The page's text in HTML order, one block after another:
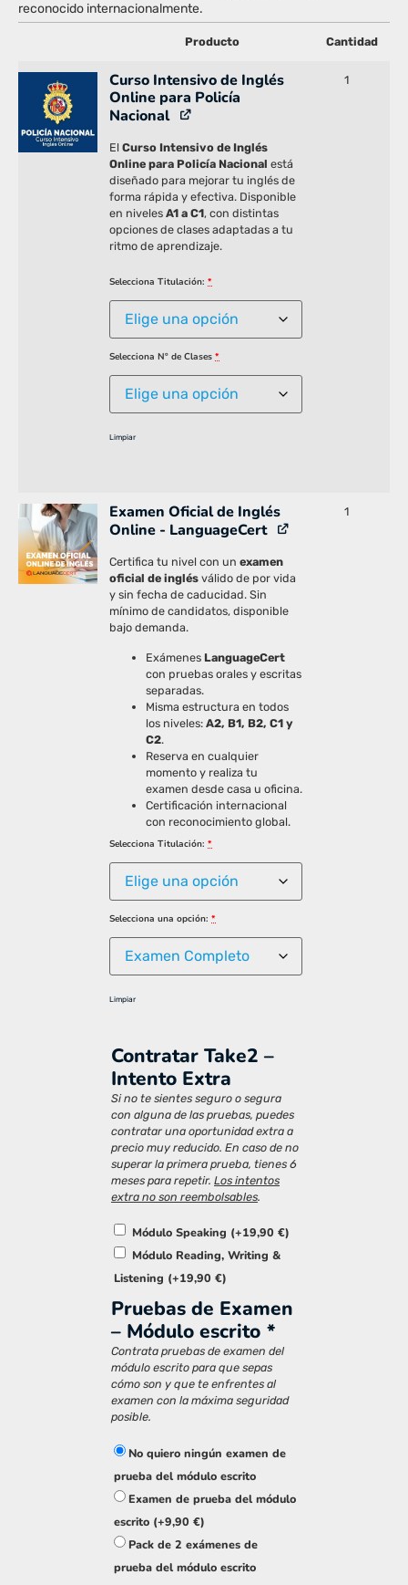
reconocido internacionalmente.
Producto Cantidad
Curso Intensivo de Inglés
Online para Policía
Nacional
El Curso Intensivo de Inglés
Online para Policía Nacional está
diseñado para mejorar tu inglés de
forma rápida y efectiva. Disponible
en niveles A1 a C1, con distintas
opciones de clases adaptadas a tu
ritmo de aprendizaje.
Selecciona Titulación: *
Selecciona Nº de Clases *
Limpiar
1
Examen Oficial de Inglés
Online - LanguageCert
Certifica tu nivel con un examen
oficial de inglés válido de por vida
y sin fecha de caducidad. Sin
mínimo de candidatos, disponible
bajo demanda.
Exámenes LanguageCert
con pruebas orales y escritas
separadas.
Misma estructura en todos
los niveles: A2, B1, B2, C1 y
C2.
Reserva en cualquier
momento y realiza tu
examen desde casa u oficina.
Certificación internacional
con reconocimiento global.
Selecciona Titulación: *
Selecciona una opción: *
Limpiar
Contratar Take2 –
Intento Extra
Si no te sientes seguro o segura
con alguna de las pruebas, puedes
contratar una oportunidad extra a
precio muy reducido. En caso de no
superar la primera prueba, tienes 6
meses para repetir. Los intentos
extra no son reembolsables.
Módulo Speaking (+19,90 €)
Módulo Reading, Writing &
Listening (+19,90 €)
Pruebas de Examen
– Módulo escrito *
Contrata pruebas de examen del
módulo escrito para que sepas
cómo son y que te enfrentes al
examen con la máxima seguridad
posible.
No quiero ningún examen de
prueba del módulo escrito
Examen de prueba del módulo
escrito (+9,90 €)
Pack de 2 exámenes de
prueba del módulo escrito
1